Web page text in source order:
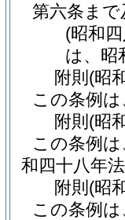
第六条ま
(昭和
は、昭
附則 (昭
この条例
附則 (昭
この条例
和四十八年
附則 (昭
この条例